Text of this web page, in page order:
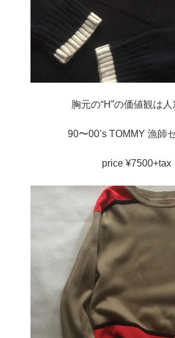
胸元の“H”の価値観は人
90〜00’s TOMMY 漁師
price ¥7500+tax